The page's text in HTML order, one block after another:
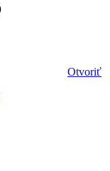
Otvoriť